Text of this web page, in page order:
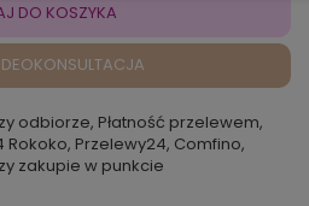
DO KOSZYKA
odbiorze, Płatność przelewem,
Rokoko, Przelewy24, Comfino,
zakupie w punkcie